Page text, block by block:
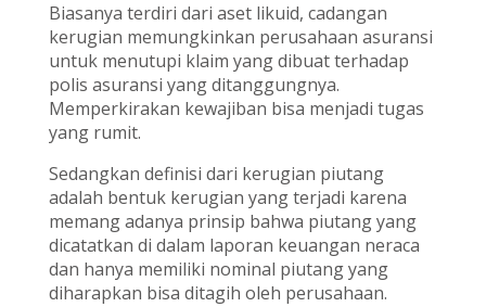
Biasanya terdiri dari aset likuid, cadangan
kerugian memungkinkan perusahaan asuransi
untuk menutupi klaim yang dibuat terhadap
polis asuransi yang ditanggungnya.
Memperkirakan kewajiban bisa menjadi tugas
yang rumit.
Sedangkan definisi dari kerugian piutang
adalah bentuk kerugian yang terjadi karena
memang adanya prinsip bahwa piutang yang
dicatatkan di dalam laporan keuangan neraca
dan hanya memiliki nominal piutang yang
diharapkan bisa ditagih oleh perusahaan.